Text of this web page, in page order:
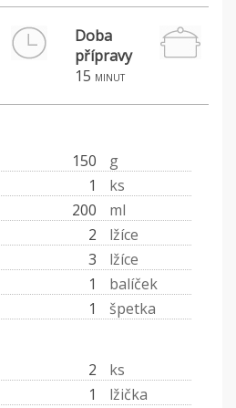
Doba
přípravy
15 minut
150
g
1
ks
200
ml
2
lžíce
3
lžíce
1
balíček
1 špetka
2
ks
1
lžička